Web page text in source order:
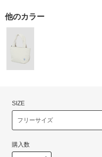
他のカラー
SIZE
購入数